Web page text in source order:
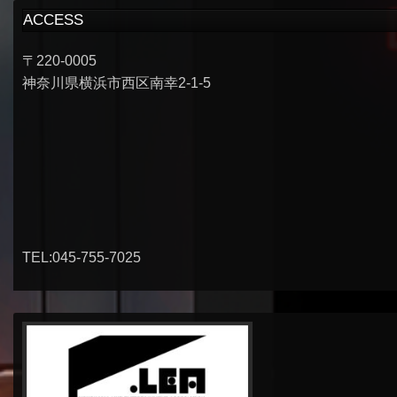
ACCESS
〒220-0005
神奈川県横浜市西区南幸2-1-5
TEL:045-755-7025